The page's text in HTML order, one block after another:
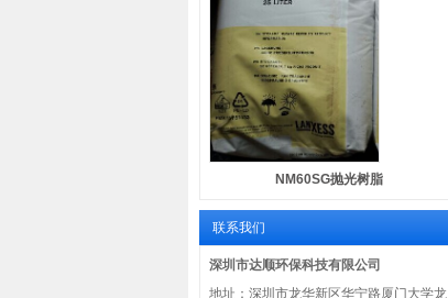
NM60SG抛光树脂
联系我们
深圳市达顺环保科技有限公司
地址：深圳市龙华新区华宁路厦门大学龙